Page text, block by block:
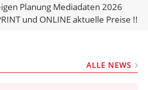
BRANCHENLINKS
VERMIETER
Planung Mediadaten 2026
und ONLINE aktuelle Preise !!
ALLE NEWS